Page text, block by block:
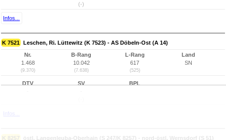
(-)
Infos...
K 7521 Leschen, Ri. Lüttewitz (K 7523) - AS Döbeln-Ost (A 14)
Nr.
1.468
(9.370)
B-Rang
10.042
(7.638)
L-Rang
617
(525)
Land
SN
DTV
SV
BPL
Infos...
K 8257 östl. Langenleuba-Oberhain (S 247/K 8257) - nord-östl. Wernsdorf (S 51)